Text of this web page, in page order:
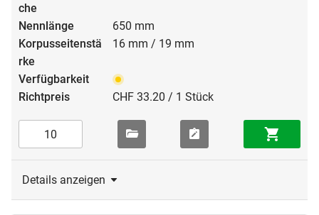
650 mm
16 mm / 19 mm
CHF 33.20 / 1 Stück
Details anzeigen